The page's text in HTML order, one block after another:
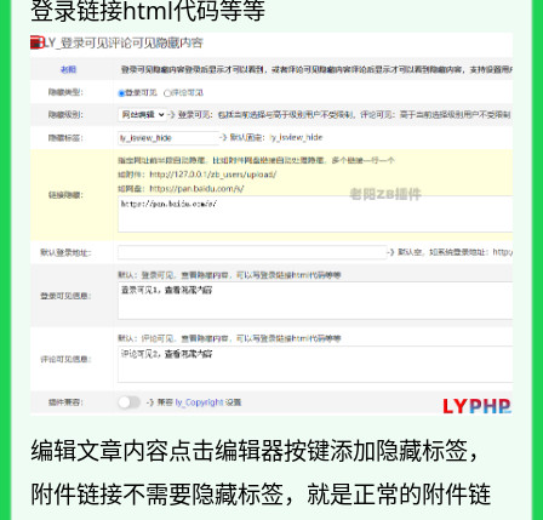
登录链接html代码等等
编辑文章内容点击编辑器按键添加隐藏标签，
附件链接不需要隐藏标签，就是正常的附件链